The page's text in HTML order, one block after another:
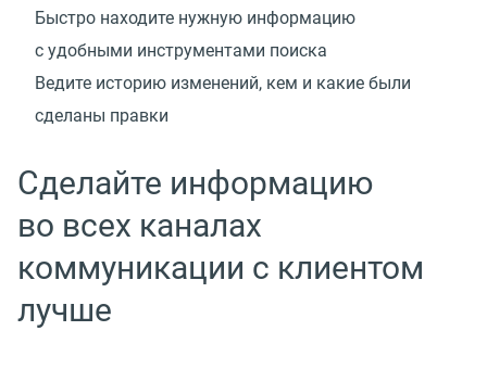
Быстро находите нужную информацию
с удобными инструментами поиска
Ведите историю изменений, кем и какие были
сделаны правки
Сделайте информацию
во всех каналах
коммуникации с клиентом
лучше